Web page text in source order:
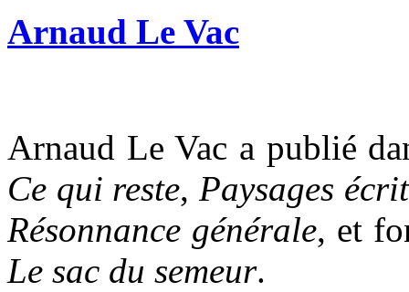
Arnaud Le Vac
Arnaud Le Vac a publié
Ce qui reste,Paysages
Résonnance générale, et
Le sac du semeur.